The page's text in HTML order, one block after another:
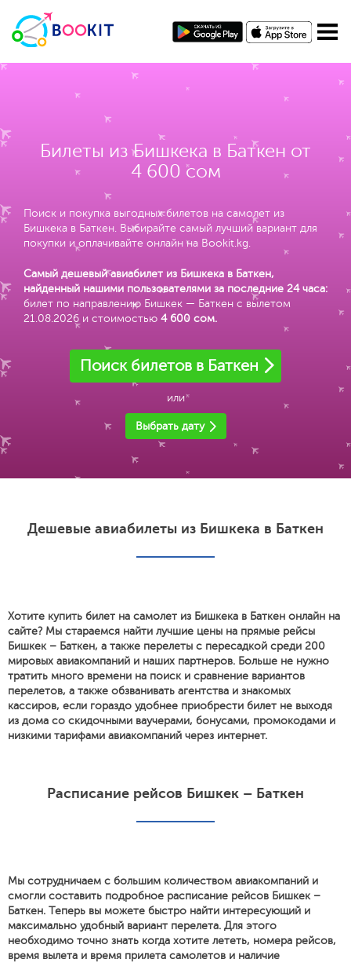
Билеты из Бишкека в Баткен от
4 600 сом
Поиск и покупка выгодных билетов на самолет из
Бишкека в Баткен. Выбирайте самый лучший вариант для
покупки и оплачивайте онлайн на Bookit.kg.
Самый дешевый авиабилет из Бишкека в Баткен,
найденный нашими пользователями за последние 24 часа:
билет по направлению Бишкек — Баткен с вылетом
21.08.2026 и стоимостью 4 600 сом.
Поиск билетов в Баткен
или
Выбрать дату
Дешевые авиабилеты из Бишкека в Баткен
Хотите купить билет на самолет из Бишкека в Баткен онлайн на
сайте? Мы стараемся найти лучшие цены на прямые рейсы
Бишкек – Баткен, а также перелеты с пересадкой среди 200
мировых авиакомпаний и наших партнеров. Больше не нужно
тратить много времени на поиск и сравнение вариантов
перелетов, а также обзванивать агентства и знакомых
кассиров, если гораздо удобнее приобрести билет не выходя
из дома со скидочными ваучерами, бонусами, промокодами и
низкими тарифами авиакомпаний через интернет.
Расписание рейсов Бишкек – Баткен
Мы сотрудничаем с большим количеством авиакомпаний и
смогли составить подробное расписание рейсов Бишкек –
Баткен. Теперь вы можете быстро найти интересующий и
максимально удобный вариант перелета. Для этого
необходимо точно знать когда хотите лететь, номера рейсов,
время вылета и время прилета самолетов и наличие